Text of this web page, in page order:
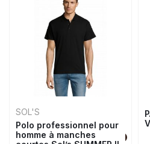
SOL'S
Polo professionnel pour
homme à manches